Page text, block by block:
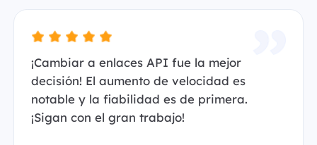
¡Cambiar a enlaces API fue la mejor
decisión! El aumento de velocidad es
notable y la fiabilidad es de primera.
¡Sigan con el gran trabajo!